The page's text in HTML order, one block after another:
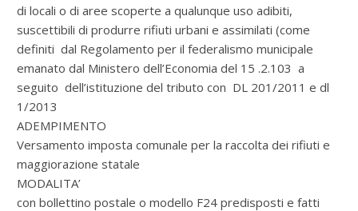
di locali o di aree scoperte a qualunque uso adibiti,
suscettibili di produrre rifiuti urbani e assimilati (come
definiti dal Regolamento per il federalismo municipale
emanato dal Ministero dell’Economia del 15 .2.103 a
seguito dell’istituzione del tributo con DL 201/2011 e dl
1/2013
ADEMPIMENTO
Versamento imposta comunale per la raccolta dei rifiuti e
maggiorazione statale
MODALITA’
con bollettino postale o modello F24 predisposti e fatti